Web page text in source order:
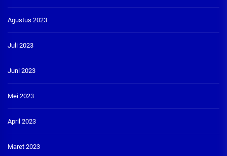
Agustus 2023
Juli 2023
Juni 2023
Mei 2023
April 2023
Maret 2023